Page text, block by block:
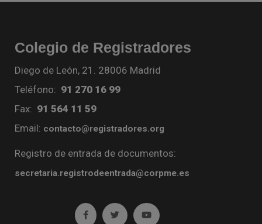
Colegio de Registradores
Diego de León, 21. 28006 Madrid
Teléfono: 91 270 16 99
Fax: 91 564 11 59
Email: contacto@registradores.org
Registro de entrada de documentos:
secretaria.registrodeentrada@corpme.es
Ir a facebook (abre en ventana nueva)
Ir a twitter (abre en ventana nueva)
Ir a YouTube (abre en